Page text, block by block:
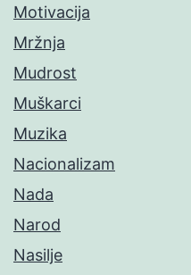
Motivacija
Mržnja
Mudrost
Muškarci
Muzika
Nacionalizam
Nada
Narod
Nasilje